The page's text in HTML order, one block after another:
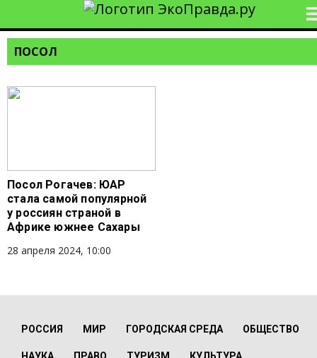
ПОСОЛ
Посол Рогачев: ЮАР
стала самой популярной
у россиян страной в
Африке южнее Сахары
28 апреля 2024, 10:00
РОССИЯ МИР ГОРОДСКАЯ СРЕДА ОБЩЕСТВО